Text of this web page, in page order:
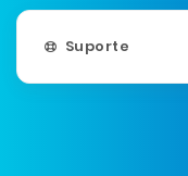
Suporte